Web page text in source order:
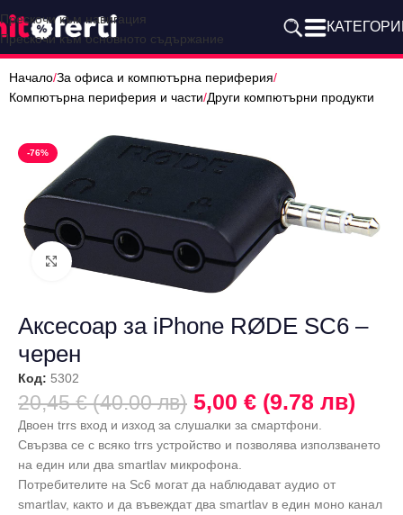
Прескочи към навигация
Прескочи към основното съдържание
Начало/За офиса и компютърна периферия/
Компютърна периферия и части/Други компютърни продукти
-76%
Щракнете за уголемяване
Аксесоар за iPhone RØDE SC6 –
черен
Код: 5302
20,45 € (40.00 лв) 5,00 € (9.78 лв)
Двоен trrs вход и изход за слушалки за смартфони.
Свързва се с всяко trrs устройство и позволява използването
на един или два smartlav микрофона.
Потребителите на Sc6 могат да наблюдават аудио от
smartlav, както и да въвеждат два smartlav в един моно канал